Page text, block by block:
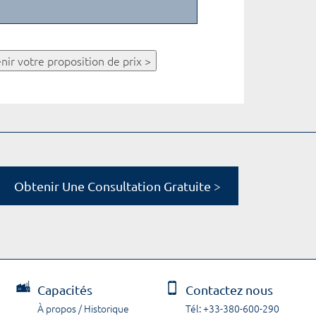
votre proposition de prix >
Obtenir Une Consultation Gratuite >
Capacités
À propos / Historique
Contactez nous
Tél: +33-380-600-290